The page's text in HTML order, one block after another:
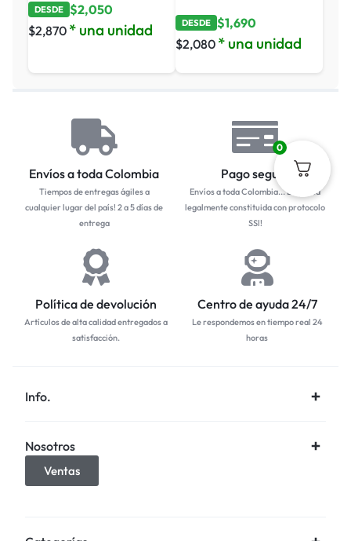
DESDE $2,050
$2,870 * una unidad DESDE $1,690
$2,080 * una unidad
Envíos a toda Colombia
Tiempos de entregas ágiles a
cualquier lugar del país! 2 a 5 días de
entrega
Pago seguro
Envíos a toda Colombia... Empresa
legalmente constituida con protocolo
SSl!
Política de devolución
Artículos de alta calidad entregados a
satisfacción.
Centro de ayuda 24/7
Le respondemos en tiempo real 24
horas
Info.
Nosotros
Ventas
0